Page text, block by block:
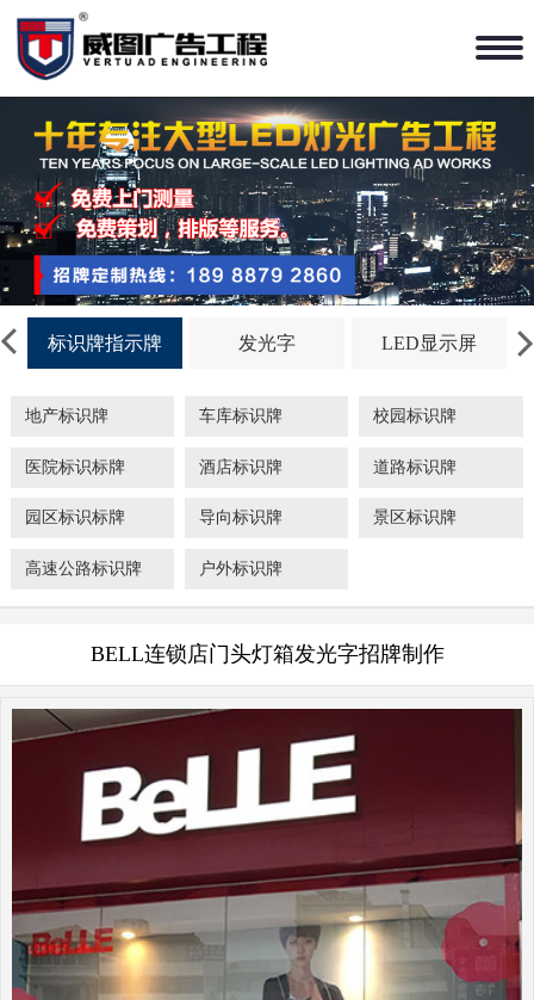
标识牌指示牌 发光字 LED显示屏
地产标识牌 车库标识牌 校园标识牌
医院标识标牌 酒店标识牌 道路标识牌
园区标识标牌 导向标识牌 景区标识牌
高速公路标识牌 户外标识牌
BELL连锁店门头灯箱发光字招牌制作